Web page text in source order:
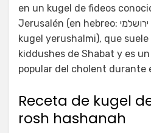
en un kugel de fideos
Jerusalén (en hebreo: קוגל ירושלמי, romanizado:
kugel yerushalmi), que
kiddushes de Shabat y es
popular del cholent durante
Receta de kugel
rosh hashanah